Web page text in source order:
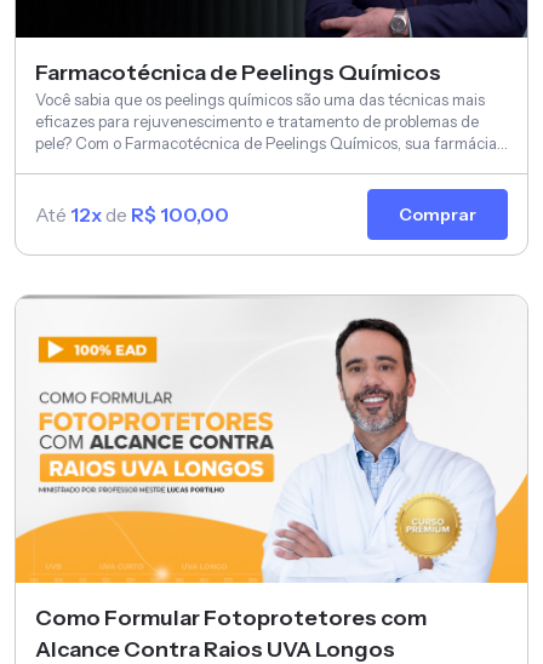
Farmacotécnica de Peelings Químicos
Você sabia que os peelings químicos são uma das técnicas mais
eficazes para rejuvenescimento e tratamento de problemas de
pele? Com o Farmacotécnica de Peelings Químicos, sua farmácia
Até 12x de R$ 100,00 Comprar
Como Formular Fotoprotetores com
Alcance Contra Raios UVA Longos